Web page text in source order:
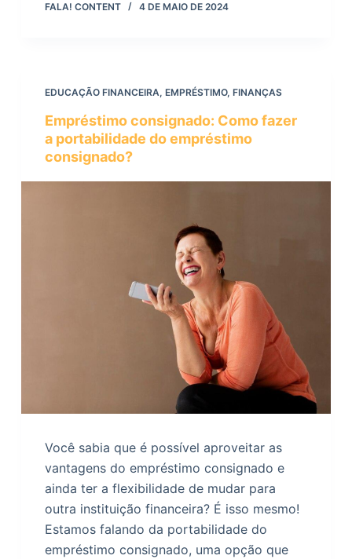
FALA! CONTENT 4 DE MAIO DE 2024
EDUCAÇÃO FINANCEIRA, EMPRÉSTIMO, FINANÇAS
Empréstimo consignado: Como fazer
a portabilidade do empréstimo
consignado?
Você sabia que é possível aproveitar as
vantagens do empréstimo consignado e
ainda ter a flexibilidade de mudar para
outra instituição financeira? É isso mesmo!
Estamos falando da portabilidade do
empréstimo consignado, uma opção que